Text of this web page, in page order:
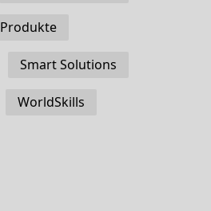
Produkte
Smart Solutions
WorldSkills